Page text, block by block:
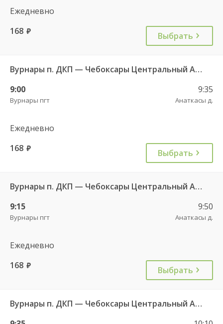
Ежедневно
168 руб. Выбрать
Вурнары п. ДКП — Чебоксары Центральный АВ 521
9:00
Вурнары пгт
9:35
Анаткасы д.
Ежедневно
168 руб. Выбрать
Вурнары п. ДКП — Чебоксары Центральный АВ 521
9:15
Вурнары пгт
9:50
Анаткасы д.
Ежедневно
168 руб. Выбрать
Вурнары п. ДКП — Чебоксары Центральный АВ 521